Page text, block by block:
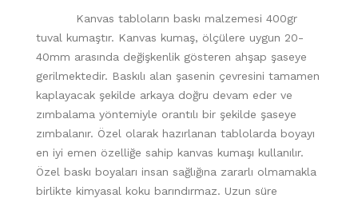
Kanvas tabloların baskı malzemesi 400gr
tuval kumaştır. Kanvas kumaş, ölçülere uygun 20-
40mm arasında değişkenlik gösteren ahşap şaseye
gerilmektedir. Baskılı alan şasenin çevresini tamamen
kaplayacak şekilde arkaya doğru devam eder ve
zımbalama yöntemiyle orantılı bir şekilde şaseye
zımbalanır. Özel olarak hazırlanan tablolarda boyayı
en iyi emen özelliğe sahip kanvas kumaşı kullanılır.
Özel baskı boyaları insan sağlığına zararlı olmamakla
birlikte kimyasal koku barındırmaz. Uzun süre